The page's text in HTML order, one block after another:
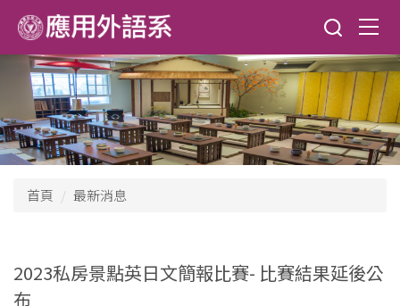
到
主
區
首頁 最新消息
2023私房景點英日文簡報比賽- 比賽結果延後公
布